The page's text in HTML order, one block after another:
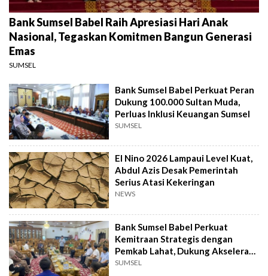
Bank Sumsel Babel Raih Apresiasi Hari Anak
Nasional, Tegaskan Komitmen Bangun Generasi
Emas
SUMSEL
Bank Sumsel Babel Perkuat Peran
Dukung 100.000 Sultan Muda,
Perluas Inklusi Keuangan Sumsel
SUMSEL
El Nino 2026 Lampaui Level Kuat,
Abdul Azis Desak Pemerintah
Serius Atasi Kekeringan
NEWS
Bank Sumsel Babel Perkuat
Kemitraan Strategis dengan
Pemkab Lahat, Dukung Akselerasi
Ekonomi Daerah
SUMSEL